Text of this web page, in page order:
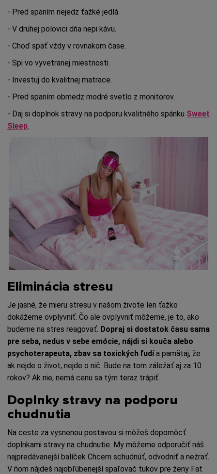
- Pred spaním nejedz ťažké jedlá.
- V druhej polovici dňa nepi kávu.
- Choď spať vždy v rovnakom čase.
- Spi vo vyvetranej miestnosti.
- Investuj do kvalitnej matrace.
- Pred spaním obmedz modré svetlo z monitorov.
- Daj si doplnok stravy na podporu kvalitného spánku Sweet
Sleep
Eliminácia stresu
Je jasné, že mieru stresu v našom živote len ťažko
dokážeme ovplyvniť. Čo ale ovplyvniť môžeme, je to, ako
budeme na stres reagovať. Dopraj si dostatok času sama
pre seba, nedus v sebe emócie, nájdi si kouča alebo
psychoterapeuta, zbav sa toxických ľudía pamätaj, že
ak nejde o život, nejde o nič. Bude na tom záležať aj za 10
rokov? Ak nie, nemá cenu sa tým teraz trápiť.
Doplnky stravy na podporu
chudnutia
Na ceste za vysnenou postavou si môžeš dopomôcť
doplnkami stravy na chudnutie. My môžeme odporučiť náš
najpredávanejší balíček Chcem schudnúť, odvodniť a nežrať.
V ňom nájdeš najobľúbenejší spaľovač tukov pre ženy Fat